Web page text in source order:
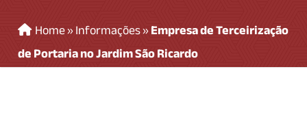
Home»Informações»Empresa de Terceirização
de Portaria no Jardim São Ricardo